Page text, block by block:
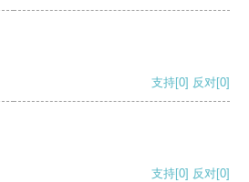
支持[0] 反对[0]
支持[0] 反对[0]